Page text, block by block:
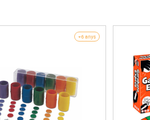
+6 anys